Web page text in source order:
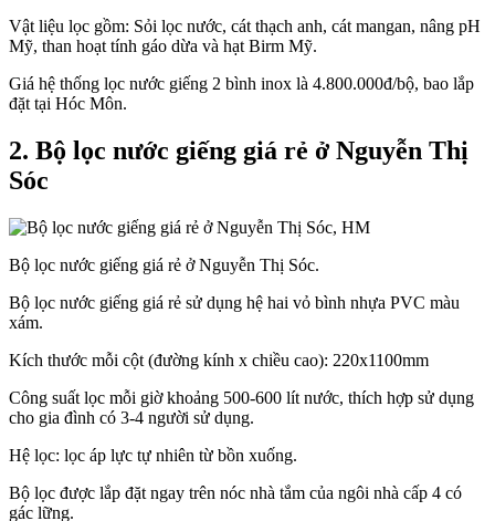
Vật liệu lọc gồm: Sỏi lọc nước, cát thạch anh, cát mangan, nâng pH
Mỹ, than hoạt tính gáo dừa và hạt Birm Mỹ.
Giá hệ thống lọc nước giếng 2 bình inox là 4.800.000đ/bộ, bao lắp
đặt tại Hóc Môn.
2. Bộ lọc nước giếng giá rẻ ở Nguyễn Thị
Sóc
Bộ lọc nước giếng giá rẻ ở Nguyễn Thị Sóc.
Bộ lọc nước giếng giá rẻ sử dụng hệ hai vỏ bình nhựa PVC màu
xám.
Kích thước mỗi cột (đường kính x chiều cao): 220x1100mm
Công suất lọc mỗi giờ khoảng 500-600 lít nước, thích hợp sử dụng
cho gia đình có 3-4 người sử dụng.
Hệ lọc: lọc áp lực tự nhiên từ bồn xuống.
Bộ lọc được lắp đặt ngay trên nóc nhà tắm của ngôi nhà cấp 4 có
gác lững.